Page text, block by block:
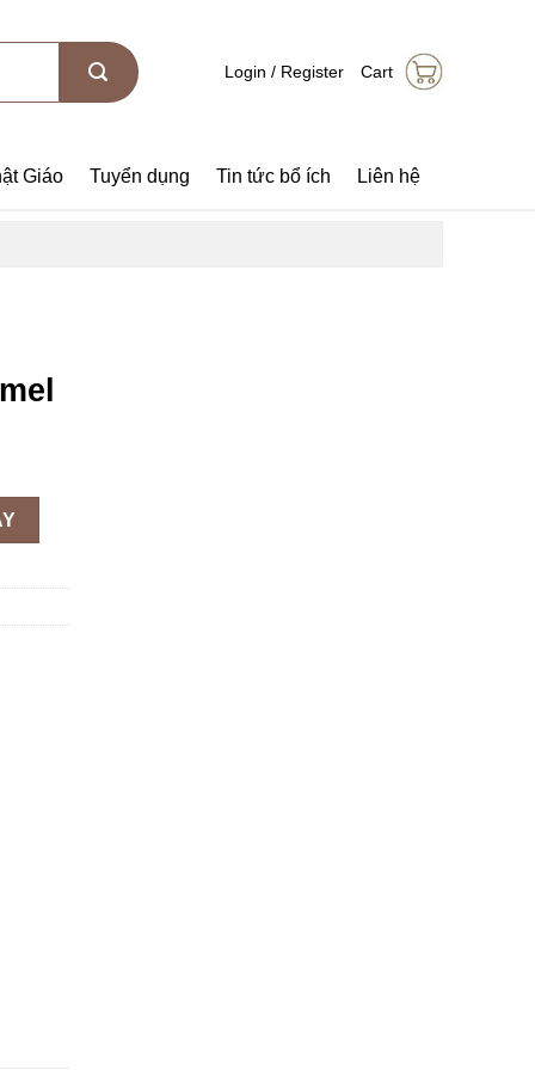
Login / Register Cart
Giáo Tuyển dụng Tin tức bổ ích Liên hệ